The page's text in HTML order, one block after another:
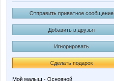
Отправить приватное сообщение
Добавить в друзья
Игнорировать
Сделать подарок
Мой малыш - Основной